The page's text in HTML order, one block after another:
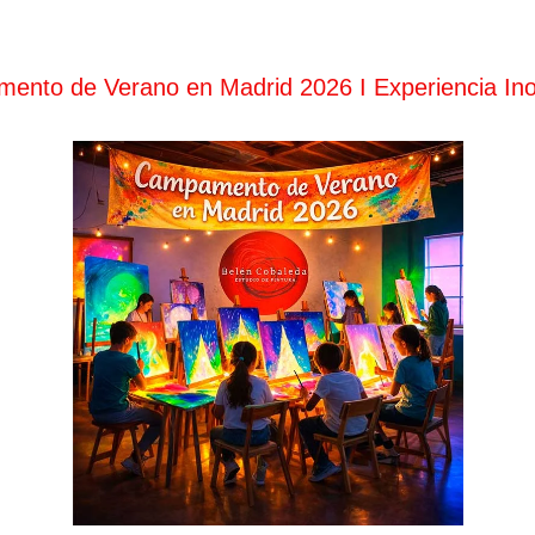
de Verano en Madrid 2026 I Experiencia